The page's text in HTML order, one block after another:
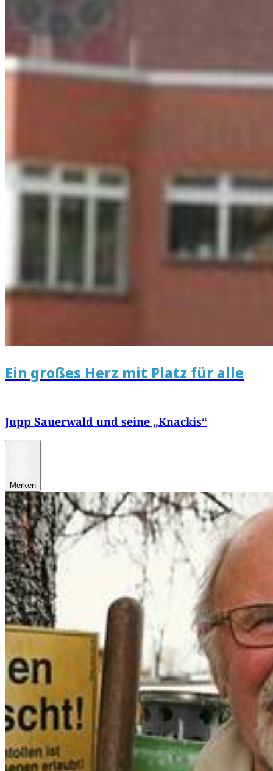
Ein großes Herz mit Platz für alle
Jupp Sauerwald und seine „Knackis“
Merken